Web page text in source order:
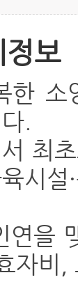
정보
한 소
.
최
시
연을
자비,